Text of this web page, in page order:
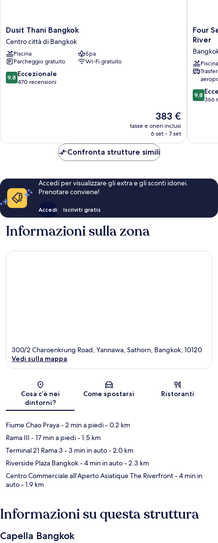
Dusit
Thani
Bangkok
Centro
città
di
Bangkok
Dusit Thani Bangkok
Centro città di Bangkok
Piscina
Spa
Parcheggio gratuito
Wi-Fi gratuito
9.8
su
9,8 Eccezionale
470 recensioni
Il
prezzo
attuale
383 €
383 €
tasse e oneri inclusi
6 set - 7 set
Four
Seasons
at
Chao
Phraya
River
Four
River
Piscina
9.8
su
9,8
366
Confronta strutture simili
Accedi per visualizzare gli extra e gli sconti idonei.
Prenotare conviene!
Accedi Iscriviti gratis
Informazioni sulla zona
Mappa
300/2 Charoenkrung Road, Yannawa, Sathorn, Bangkok, 10120
Vedi sulla mappa
Cosa c’è nei
dintorni?
Come spostarsi Ristoranti
Fiume Chao Praya- 2 min a piedi- 0.2 km
Rama III - 17 min a piedi- 1.5 km
Terminal 21 Rama 3- 3 min in auto- 2.0 km
Riverside Plaza Bangkok- 4 min in auto- 2.3 km
Centro Commerciale all’Aperto Asiatique The Riverfront- 4 min in
auto- 1.9 km
Informazioni su questa struttura
Capella Bangkok